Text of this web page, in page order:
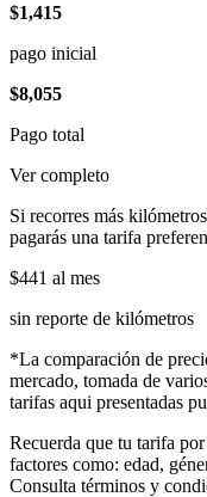
$1,415
pago inicial
$8,055
Pago total
Ver completo
Si recorres más
pagarás una tarifa
$441 al mes
sin reporte de kilómetros
*La comparación de
mercado, tomada de
tarifas aqui presentadas
Recuerda que tu tarifa
factores como: edad,
Consulta términos y